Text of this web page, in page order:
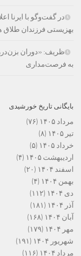
بهزیستی فرزندان طلاق
ظریف: «دوران
به فرصت‌مداری
بایگانی تاریخ خورشیدی
مرداد ۱۴۰۵
(۷۶)
تیر ۱۴۰۵
(۸)
خرداد ۱۴۰۵
(۵)
اردیبهشت ۱۴۰۵
(۴)
اسفند ۱۴۰۴
(۲۰)
بهمن ۱۴۰۴
(۴)
دی ۱۴۰۴
(۱۱۲)
آذر ۱۴۰۴
(۱۸۱)
آبان ۱۴۰۴
(۱۶۸)
مهر ۱۴۰۴
(۱۷۹)
شهریور ۱۴۰۴
(۱۹۱)
مرداد ۱۴۰۴
(۱۱۶)